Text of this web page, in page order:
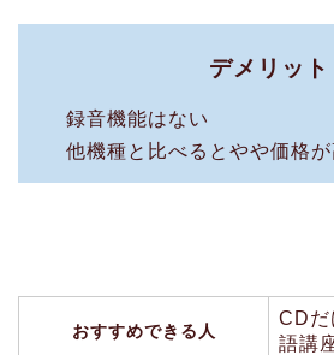
デメリット
録音機能はない
他機種と比べるとやや価格が
おすすめできる人
CDだ
語講